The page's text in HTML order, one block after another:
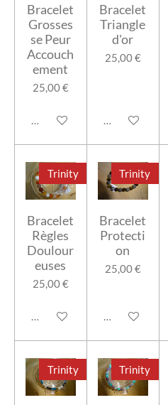
Bracelet
Grosses
se Peur
Accouch
ement
25,00 €
Ajouter au panier
Bracelet
Triangle
d'or
25,00 €
Ajouter au
Trinity
Bracelet
Règles
Doulour
euses
25,00 €
Ajouter au panier
Trinity
Bracelet
Protecti
on
25,00 €
Ajouter au
Trinity Trinity